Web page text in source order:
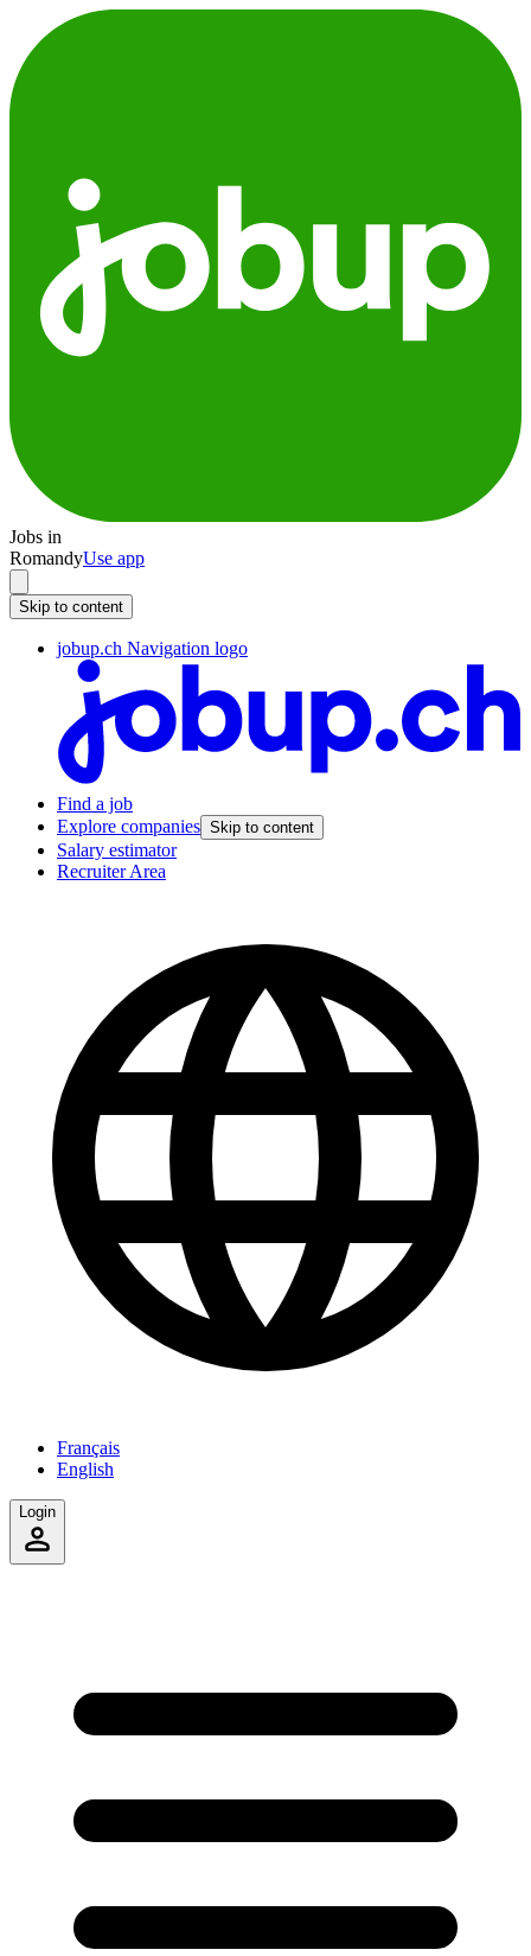
Jobs in
RomandyUse app
Skip to content
jobup.ch Navigation logo
Find a job
Explore companies Skip to content
Salary estimator
Recruiter Area
Français
English
Login